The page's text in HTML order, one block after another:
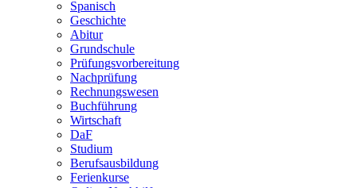
Spanisch
Geschichte
Abitur
Grundschule
Prüfungsvorbereitung
Nachprüfung
Rechnungswesen
Buchführung
Wirtschaft
DaF
Studium
Berufsausbildung
Ferienkurse